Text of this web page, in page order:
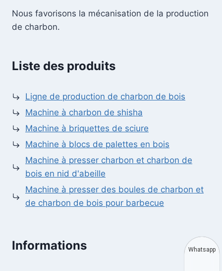
Nous favorisons la mécanisation de la production
de charbon.
Liste des produits
Ligne de production de charbon de bois
Machine à charbon de shisha
Machine à briquettes de sciure
Machine à blocs de palettes en bois
Machine à presser charbon et charbon de
bois en nid d'abeille
Machine à presser des boules de charbon et
de charbon de bois pour barbecue
Informations Whatsapp